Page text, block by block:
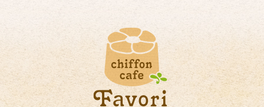
八田のカフェ【ファボリ】 の
ブログ